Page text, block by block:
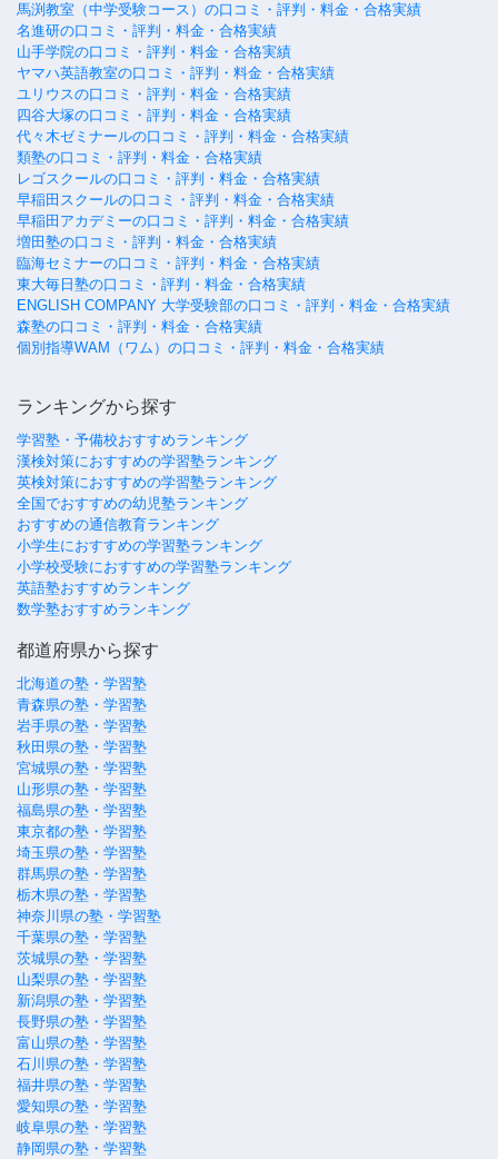
馬渕教室（中学受験コース）の口コミ・評判・料金・合格実績
名進研の口コミ・評判・料金・合格実績
山手学院の口コミ・評判・料金・合格実績
ヤマハ英語教室の口コミ・評判・料金・合格実績
ユリウスの口コミ・評判・料金・合格実績
四谷大塚の口コミ・評判・料金・合格実績
代々木ゼミナールの口コミ・評判・料金・合格実績
類塾の口コミ・評判・料金・合格実績
レゴスクールの口コミ・評判・料金・合格実績
早稲田スクールの口コミ・評判・料金・合格実績
早稲田アカデミーの口コミ・評判・料金・合格実績
増田塾の口コミ・評判・料金・合格実績
臨海セミナーの口コミ・評判・料金・合格実績
東大毎日塾の口コミ・評判・料金・合格実績
ENGLISH COMPANY 大学受験部の口コミ・評判・料金・合格実績
森塾の口コミ・評判・料金・合格実績
個別指導WAM（ワム）の口コミ・評判・料金・合格実績
ランキングから探す
学習塾・予備校おすすめランキング
漢検対策におすすめの学習塾ランキング
英検対策におすすめの学習塾ランキング
全国でおすすめの幼児塾ランキング
おすすめの通信教育ランキング
小学生におすすめの学習塾ランキング
小学校受験におすすめの学習塾ランキング
英語塾おすすめランキング
数学塾おすすめランキング
都道府県から探す
北海道の塾・学習塾
青森県の塾・学習塾
岩手県の塾・学習塾
秋田県の塾・学習塾
宮城県の塾・学習塾
山形県の塾・学習塾
福島県の塾・学習塾
東京都の塾・学習塾
埼玉県の塾・学習塾
群馬県の塾・学習塾
栃木県の塾・学習塾
神奈川県の塾・学習塾
千葉県の塾・学習塾
茨城県の塾・学習塾
山梨県の塾・学習塾
新潟県の塾・学習塾
長野県の塾・学習塾
富山県の塾・学習塾
石川県の塾・学習塾
福井県の塾・学習塾
愛知県の塾・学習塾
岐阜県の塾・学習塾
静岡県の塾・学習塾